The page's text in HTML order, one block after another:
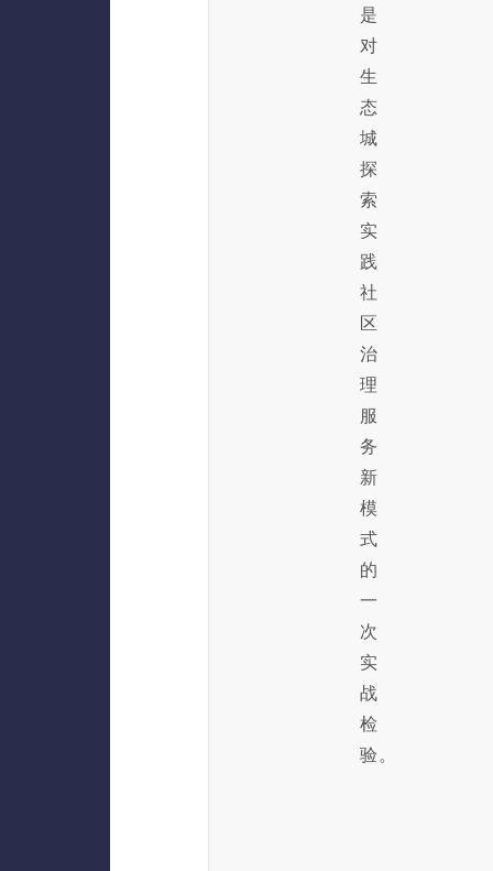
是
对
生
态
城
探
索
实
践
社
区
治
理
服
务
新
模
式
的
一
次
实
战
检
验。